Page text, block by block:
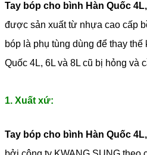
Tay bóp cho bình Hàn Quốc
được sản xuất từ nhựa cao cấp
bóp là phụ tùng dùng để thay
Quốc 4L, 6L và 8L cũ bị hỏng và
1. Xuất xứ:
Tay bóp cho bình Hàn Quốc